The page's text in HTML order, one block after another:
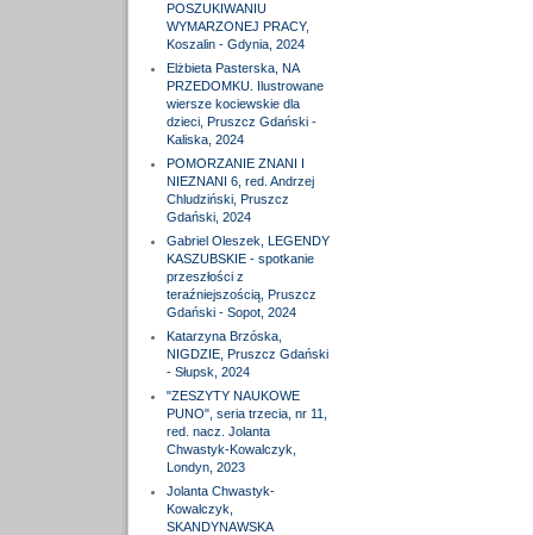
POSZUKIWANIU
WYMARZONEJ PRACY,
Koszalin - Gdynia, 2024
Elżbieta Pasterska, NA
PRZEDOMKU. Ilustrowane
wiersze kociewskie dla
dzieci, Pruszcz Gdański -
Kaliska, 2024
POMORZANIE ZNANI I
NIEZNANI 6, red. Andrzej
Chludziński, Pruszcz
Gdański, 2024
Gabriel Oleszek, LEGENDY
KASZUBSKIE - spotkanie
przeszłości z
teraźniejszością, Pruszcz
Gdański - Sopot, 2024
Katarzyna Brzóska,
NIGDZIE, Pruszcz Gdański
- Słupsk, 2024
"ZESZYTY NAUKOWE
PUNO", seria trzecia, nr 11,
red. nacz. Jolanta
Chwastyk-Kowalczyk,
Londyn, 2023
Jolanta Chwastyk-
Kowalczyk,
SKANDYNAWSKA